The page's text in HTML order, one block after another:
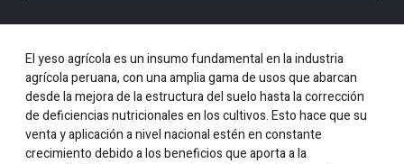
El yeso agrícola es un insumo fundamental en la industria
agrícola peruana, con una amplia gama de usos que abarcan
desde la mejora de la estructura del suelo hasta la corrección
de deficiencias nutricionales en los cultivos. Esto hace que su
venta y aplicación a nivel nacional estén en constante
crecimiento debido a los beneficios que aporta a la